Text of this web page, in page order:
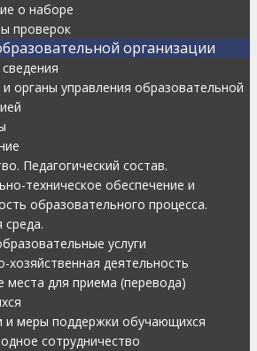
о наборе
проверок
организации
и органы управления образовательной
Педагогический состав.
техническое обеспечение и
образовательного процесса.
среда.
услуги
хозяйственная деятельность
места для приема (перевода)
и меры поддержки обучающихся
сотрудничество